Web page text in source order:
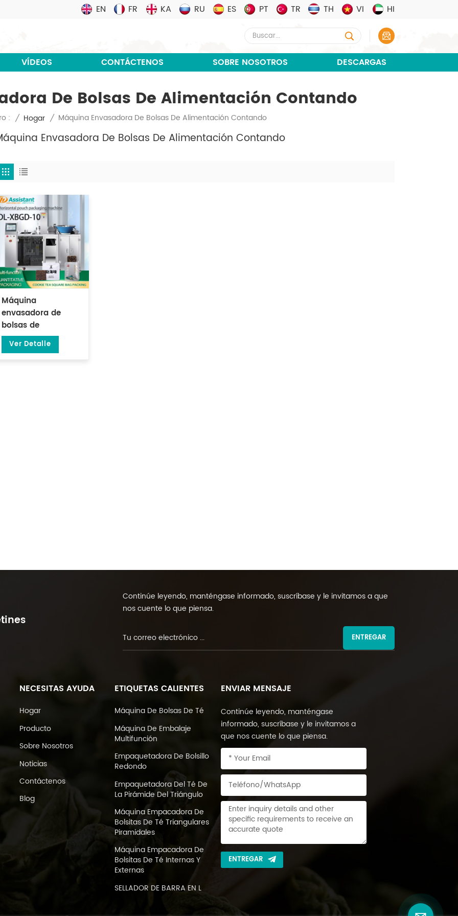
EN FR KA RU ES PT TR TH VI HI
VÍDEOS CONTÁCTENOS SOBRE NOSOTROS DESCARGAS
De Bolsas De Alimentación Contando
: / Hogar / Máquina Envasadora De Bolsas De Alimentación Contando
Envasadora De Bolsas De Alimentación Contando
Máquina
envasadora de
bolsas de
alimentación
horizontal
Ver Detalle
Continúe leyendo, manténgase informado, suscríbase y le invitamos a que
nos cuente lo que piensa.
ENTREGAR
NECESITAS AYUDA
Hogar
Producto
Sobre Nosotros
Noticias
Contáctenos
Blog
ETIQUETAS CALIENTES
Máquina De Bolsas De Té
Máquina De Embalaje
Multifunción
Empaquetadora De Bolsillo
Redondo
Empaquetadora Del Té De
La Pirámide Del Triángulo
Máquina Empacadora De
Bolsitas De Té Triangulares
Piramidales
Máquina Empacadora De
Bolsitas De Té Internas Y
Externas
SELLADOR DE BARRA EN L
ENVIAR MENSAJE
Continúe leyendo, manténgase
informado, suscríbase y le invitamos a
que nos cuente lo que piensa.
ENTREGAR